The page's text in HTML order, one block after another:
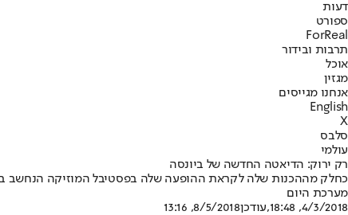
דעות
ספורט
ForReal
תרבות ובידור
אוכל
מגזין
אנחנו מגייסים
English
X
סלבס
עולמי
רק ירוק: הדיאטה החדשה של ביונסה
כחלק מההכנות שלה לקראת ההופעה שלה בפסטיבל המוזיקה הנחשב באפריל, המלכה
מערכת היום
4/3/2018, 18:48
,עודכן8/5/2018, 13:16